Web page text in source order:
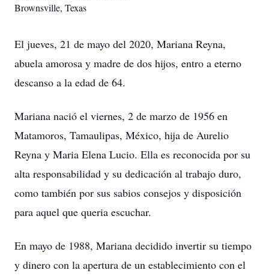
Brownsville, Texas
El jueves, 21 de mayo del 2020, Mariana Reyna,
abuela amorosa y madre de dos hijos, entro a eterno
descanso a la edad de 64.
Mariana nació el viernes, 2 de marzo de 1956 en
Matamoros, Tamaulipas, México, hija de Aurelio
Reyna y Maria Elena Lucio. Ella es reconocida por su
alta responsabilidad y su dedicación al trabajo duro,
como también por sus sabios consejos y disposición
para aquel que queria escuchar.
En mayo de 1988, Mariana decidido invertir su tiempo
y dinero con la apertura de un establecimiento con el